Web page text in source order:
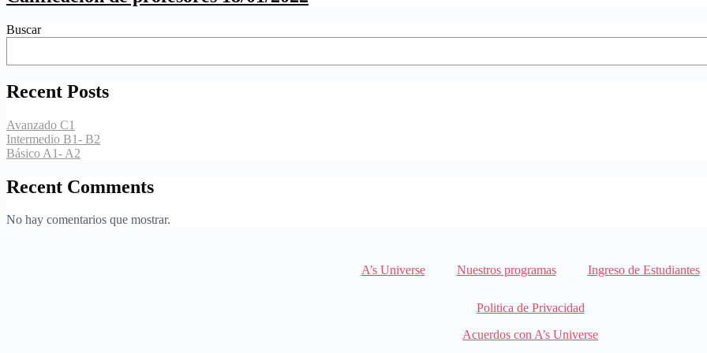
Buscar
Recent Posts
Avanzado C1
Intermedio B1- B2
Básico A1- A2
Recent Comments
No hay comentarios que mostrar.
A’s Universe Nuestros programas Ingreso de Estudiantes
Politica de Privacidad
Acuerdos con A’s Universe